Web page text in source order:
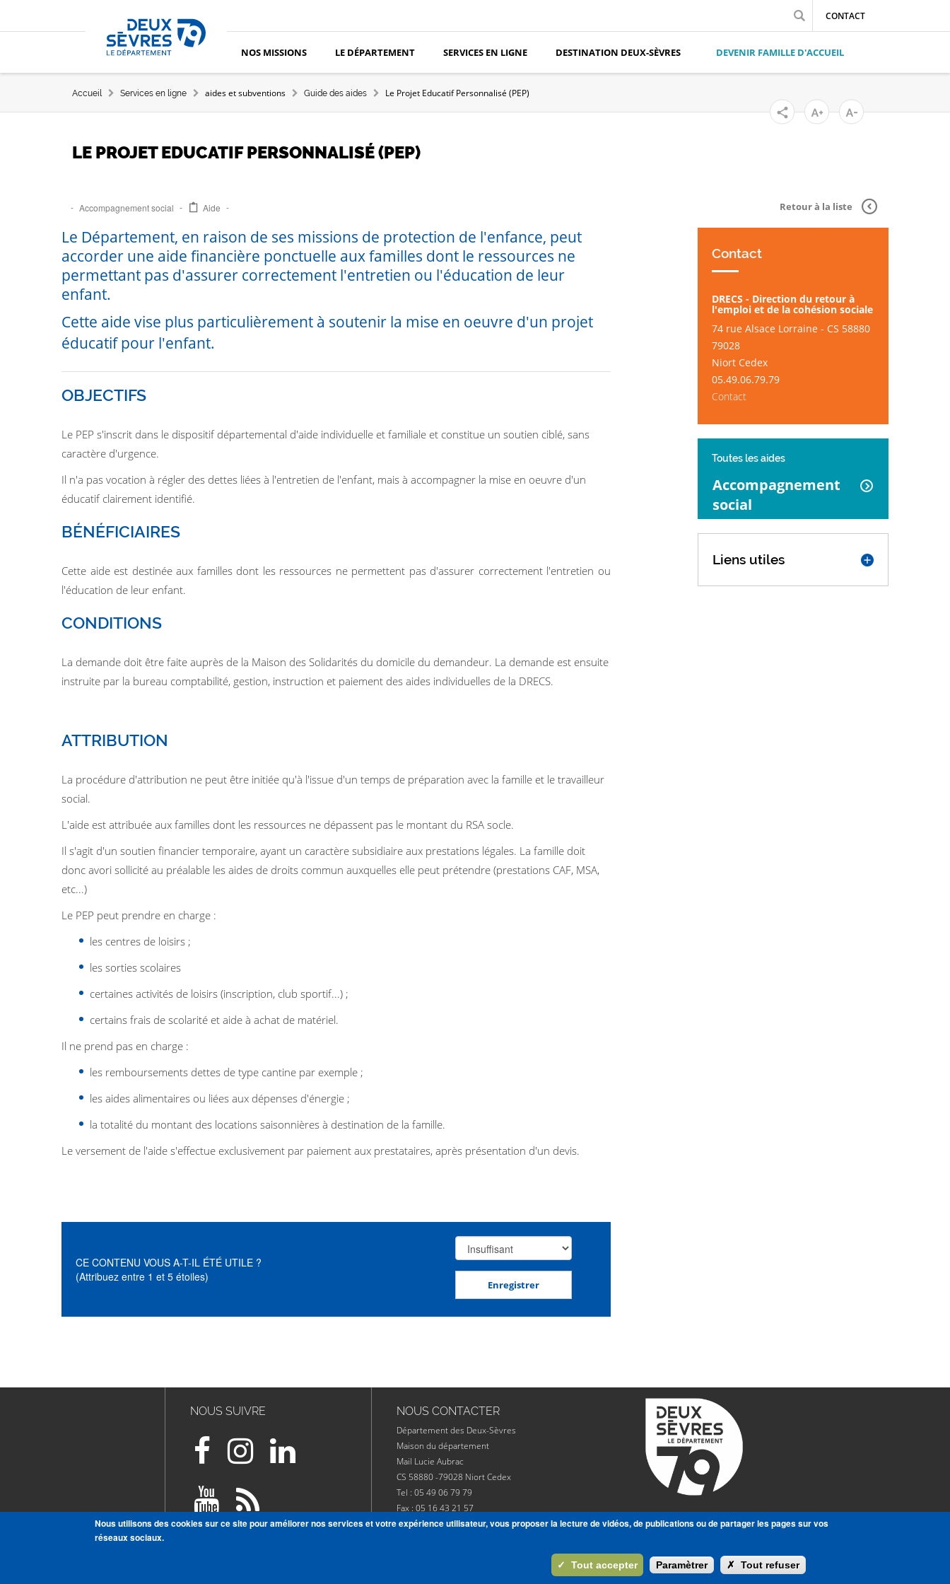
CONTACT
NOS MISSIONS LE DÉPARTEMENT
Accueil département des Deux-Sèvres
SERVICES EN LIGNE DESTINATION DEUX-SÈVRES DEVENIR FAMILLE D'ACCUEIL
FIL D'ARIANE
Accueil Services en ligne aides et subventions Guide des aides Le Projet Educatif Personnalisé (PEP)
LE PROJET EDUCATIF PERSONNALISÉ (PEP)
Accompagnement social Aide Retour à la liste
Le Département, en raison de ses missions de protection de l'enfance, peut
accorder une aide financière ponctuelle aux familles dont le ressources ne
permettant pas d'assurer correctement l'entretien ou l'éducation de leur
enfant.
Cette aide vise plus particulièrement à soutenir la mise en oeuvre d'un projet
éducatif pour l'enfant.
OBJECTIFS
Le PEP s'inscrit dans le dispositif départemental d'aide individuelle et familiale et constitue un soutien ciblé, sans
caractère d'urgence.
Il n'a pas vocation à régler des dettes liées à l'entretien de l'enfant, mais à accompagner la mise en oeuvre d'un
éducatif clairement identifié.
BÉNÉFICIAIRES
Cette aide est destinée aux familles dont les ressources ne permettent pas d'assurer correctement l'entretien ou
l'éducation de leur enfant.
CONDITIONS
La demande doit être faite auprès de la Maison des Solidarités du domicile du demandeur. La demande est ensuite
instruite par la bureau comptabilité, gestion, instruction et paiement des aides individuelles de la DRECS.
ATTRIBUTION
La procédure d'attribution ne peut être initiée qu'à l'issue d'un temps de préparation avec la famille et le travailleur
social.
L'aide est attribuée aux familles dont les ressources ne dépassent pas le montant du RSA socle.
Il s'agit d'un soutien financier temporaire, ayant un caractère subsidiaire aux prestations légales. La famille doit
donc avori sollicité au préalable les aides de droits commun auxquelles elle peut prétendre (prestations CAF, MSA,
etc...)
Le PEP peut prendre en charge :
les centres de loisirs ;
les sorties scolaires
certaines activités de loisirs (inscription, club sportif...) ;
certains frais de scolarité et aide à achat de matériel.
Il ne prend pas en charge :
les remboursements dettes de type cantine par exemple ;
les aides alimentaires ou liées aux dépenses d'énergie ;
la totalité du montant des locations saisonnières à destination de la famille.
Le versement de l'aide s'effectue exclusivement par paiement aux prestataires, après présentation d'un devis.
CE CONTENU VOUS A-T-IL ÉTÉ UTILE ?
(Attribuez entre 1 et 5 étoiles)
Contact
DRECS - Direction du retour à
l'emploi et de la cohésion sociale
74 rue Alsace Lorraine - CS 58880
79028
Niort Cedex
05.49.06.79.79
Contact
Toutes les aides
Accompagnement
social
Liens utiles
NOUS CONTACTER
Département des Deux-Sèvres
Maison du département
Mail Lucie Aubrac
CS 58880 -79028 Niort Cedex
Tel : 05 49 06 79 79
Fax : 05 16 43 21 57
NOUS SUIVRE
Nous utilisons des cookies sur ce site pour améliorer nos services et votre expérience utilisateur, vous proposer la lecture de vidéos, de publications ou de partager les pages sur vos
réseaux sociaux.
✓ Tout accepter Paramètrer ✗ Tout refuser